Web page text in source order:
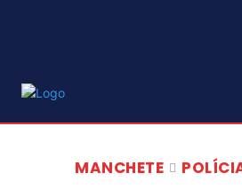
MANCHETE